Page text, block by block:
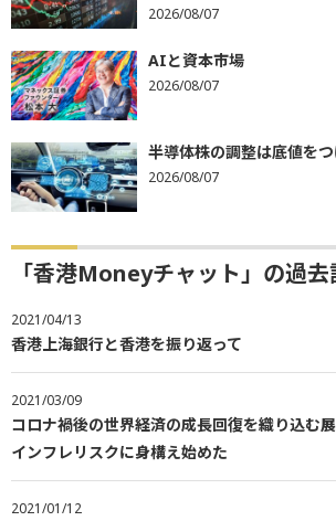
2026/08/07
AIと資本市場
2026/08/07
半導体株の調整は底値を
2026/08/07
「香港Moneyチャット」の過
2021/04/13
香港上海銀行と香港を振り返って
2021/03/09
コロナ禍後の世界経済の成長回復を織り込む
インフレリスクに身構え始めた
2021/01/12